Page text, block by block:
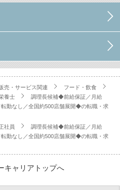
売・サービス関連
フード・飲食
養士
調理長候補◆前給保証／月給
勤なし／全国約500店舗展開◆の転職・求
社員
調理長候補◆前給保証／月給
勤なし／全国約500店舗展開◆の転職・求
キャリアトップへ